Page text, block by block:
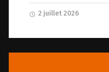
2 juillet 2026